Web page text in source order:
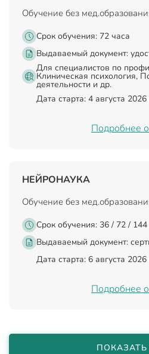
Обучение без
Срок обучения: 72 часа
Выдаваемый документ:
Для специалистов по
Клиническая психология,
деятельности и др.
Дата старта: 4 августа 2026
Подробнее
НЕЙРОНАУКА
Обучение без
Срок обучения: 36 / 72 / 144
Выдаваемый документ:
Дата старта: 6 августа 2026
Подробнее